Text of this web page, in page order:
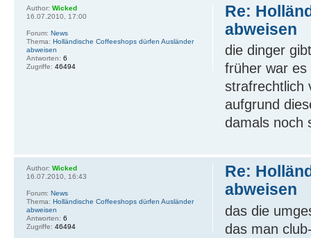
Re:
abweisen
die dinger
früher war es
strafrechtlich
aufgrund
damals noch
Author: Wicked
16.07.2010, 17:00
Forum: News
Thema: Holländische Coffeeshops dürfen Ausländer
abweisen
Antworten: 6
Zugriffe: 46494
Re:
abweisen
das die
das man
Author: Wicked
16.07.2010, 16:43
Forum: News
Thema: Holländische Coffeeshops dürfen Ausländer
abweisen
Antworten: 6
Zugriffe: 46494